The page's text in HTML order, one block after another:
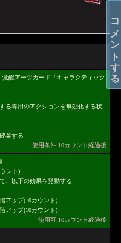
醒アーツカード「ギャラクティック
る専用のアクションを無効化する状
棄する
使用条件:10カウント経過後
ント)
、以下の効果を発動する
アップ(10カウント)
アップ(10カウント)
使用可:10カウント経過後
コメントする